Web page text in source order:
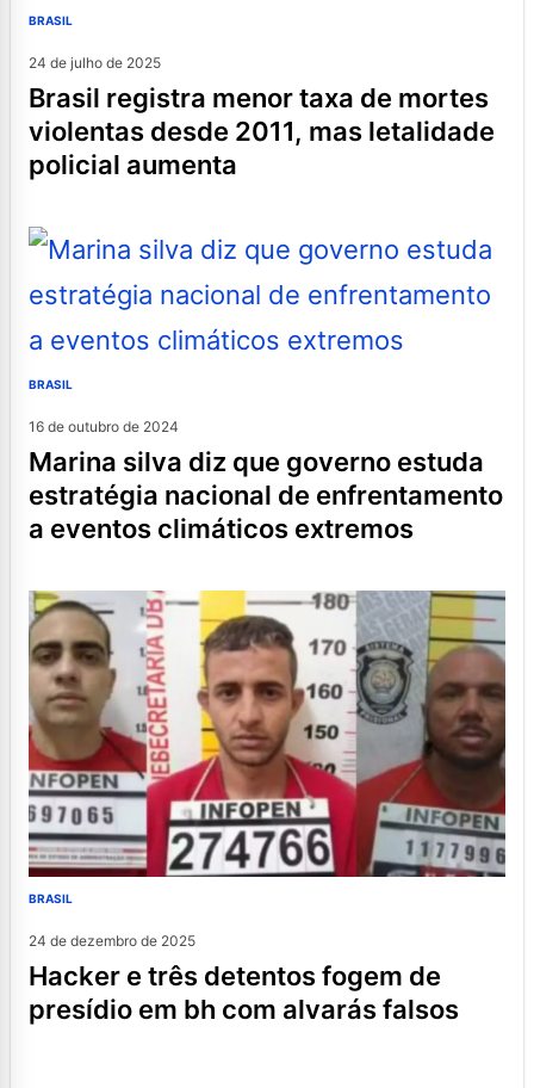
BRASIL
24 de julho de 2025
brasil registra menor taxa de mortes
violentas desde 2011, mas letalidade
policial aumenta
BRASIL
16 de outubro de 2024
marina silva diz que governo estuda
estratégia nacional de enfrentamento
a eventos climáticos extremos
BRASIL
24 de dezembro de 2025
hacker e três detentos fogem de
presídio em bh com alvarás falsos